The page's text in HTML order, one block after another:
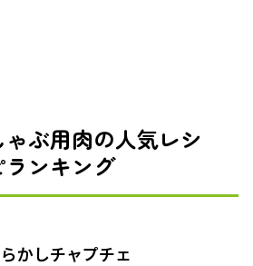
ぶ用肉の人気レシ
ランキング
かしチャプチェ